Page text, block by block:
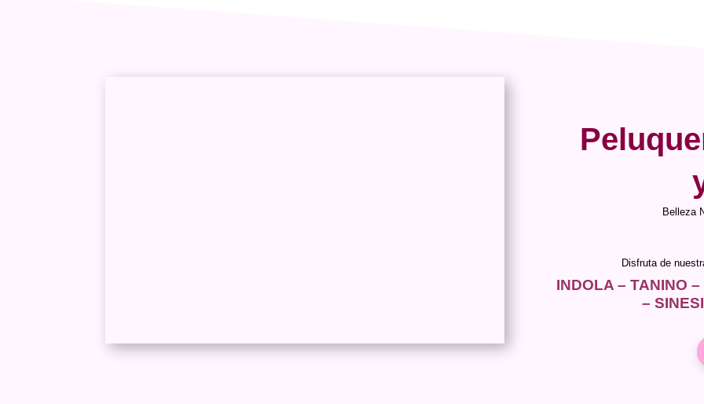
Belleza
Disfruta de
INDOLA – TANINO
–